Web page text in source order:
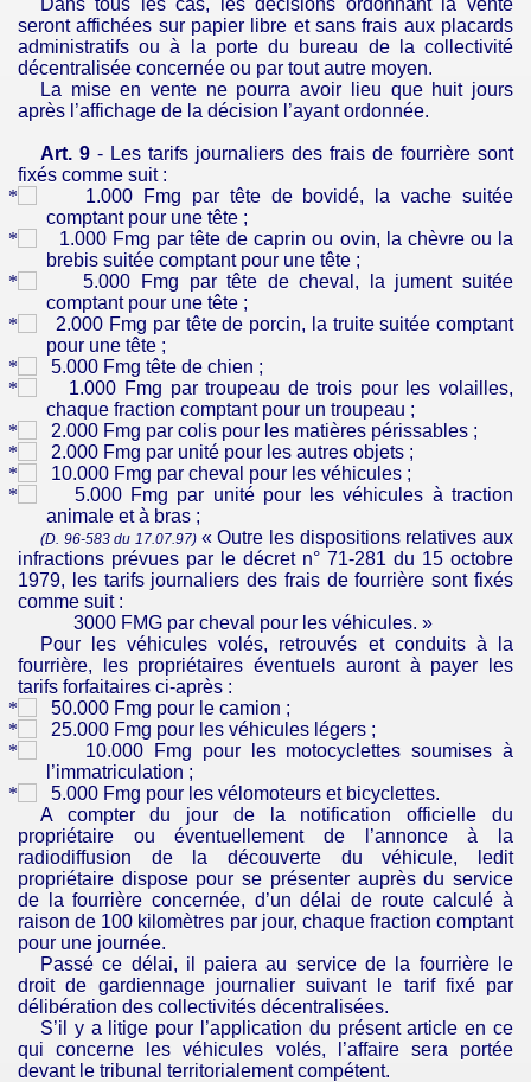
Dans tous les cas, les décisions ordonnant la vente
seront affichées sur papier libre et sans frais aux placards
administratifs ou à la porte du bureau de la collectivité
décentralisée concernée ou par tout autre moyen.
La mise en vente ne pourra avoir lieu que huit jours
après l’affichage de la décision l’ayant ordonnée.
Art. 9 - Les tarifs journaliers des frais de fourrière sont
fixés comme suit :
1.000 Fmg par tête de bovidé, la vache suitée
comptant pour une tête ;
1.000 Fmg par tête de caprin ou ovin, la chèvre ou la
brebis suitée comptant pour une tête ;
5.000 Fmg par tête de cheval, la jument suitée
comptant pour une tête ;
2.000 Fmg par tête de porcin, la truite suitée comptant
pour une tête ;
5.000 Fmg tête de chien ;
1.000 Fmg par troupeau de trois pour les volailles,
chaque fraction comptant pour un troupeau ;
2.000 Fmg par colis pour les matières périssables ;
2.000 Fmg par unité pour les autres objets ;
10.000 Fmg par cheval pour les véhicules ;
5.000 Fmg par unité pour les véhicules à traction
animale et à bras ;
(D. 96-583 du 17.07.97) « Outre les dispositions relatives aux
infractions prévues par le décret n° 71-281 du 15 octobre
1979, les tarifs journaliers des frais de fourrière sont fixés
comme suit :
3000 FMG par cheval pour les véhicules. »
Pour les véhicules volés, retrouvés et conduits à la
fourrière, les propriétaires éventuels auront à payer les
tarifs forfaitaires ci-après :
50.000 Fmg pour le camion ;
25.000 Fmg pour les véhicules légers ;
10.000 Fmg pour les motocyclettes soumises à
l’immatriculation ;
5.000 Fmg pour les vélomoteurs et bicyclettes.
A compter du jour de la notification officielle du
propriétaire ou éventuellement de l’annonce à la
radiodiffusion de la découverte du véhicule, ledit
propriétaire dispose pour se présenter auprès du service
de la fourrière concernée, d’un délai de route calculé à
raison de 100 kilomètres par jour, chaque fraction comptant
pour une journée.
Passé ce délai, il paiera au service de la fourrière le
droit de gardiennage journalier suivant le tarif fixé par
délibération des collectivités décentralisées.
S’il y a litige pour l’application du présent article en ce
qui concerne les véhicules volés, l’affaire sera portée
devant le tribunal territorialement compétent.